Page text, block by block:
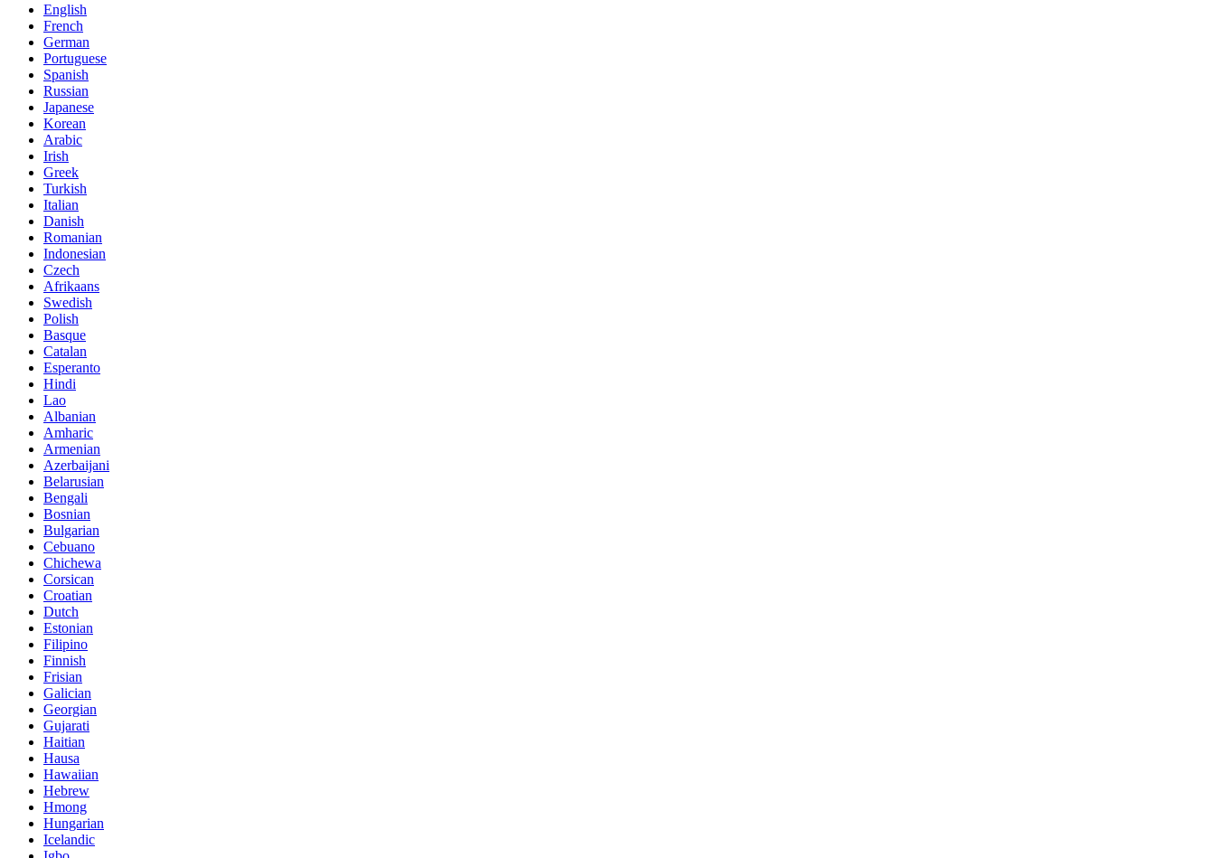
English
French
German
Portuguese
Spanish
Russian
Japanese
Korean
Arabic
Irish
Greek
Turkish
Italian
Danish
Romanian
Indonesian
Czech
Afrikaans
Swedish
Polish
Basque
Catalan
Esperanto
Hindi
Lao
Albanian
Amharic
Armenian
Azerbaijani
Belarusian
Bengali
Bosnian
Bulgarian
Cebuano
Chichewa
Corsican
Croatian
Dutch
Estonian
Filipino
Finnish
Frisian
Galician
Georgian
Gujarati
Haitian
Hausa
Hawaiian
Hebrew
Hmong
Hungarian
Icelandic